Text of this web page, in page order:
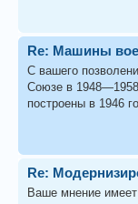
Re: Машины
С вашего
Союзе в 1948—1958
построены в 1946
Re:
Ваше мнение